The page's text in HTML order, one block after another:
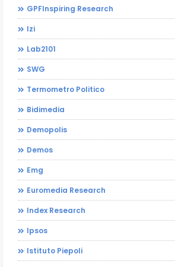
GPFInspiring Research
Izi
Lab2101
SWG
Termometro Politico
Bidimedia
Demopolis
Demos
Emg
Euromedia Research
Index Research
Ipsos
Istituto Piepoli